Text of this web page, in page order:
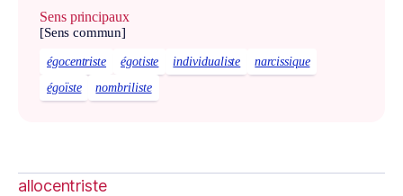
Sens principaux
[Sens commun]
égocentriste égotiste individualiste
narcissique
égoïste
nombriliste
allocentriste